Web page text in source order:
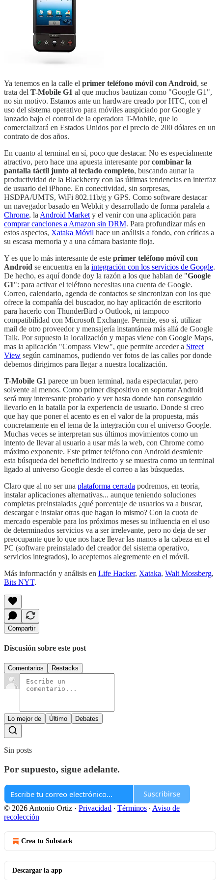
Ya tenemos en la calle el primer teléfono móvil con Android, se
trata del T-Mobile G1 al que muchos bautizan como "Google G1",
no sin motivo. Estamos ante un hardware creado por HTC, con el
uso del sistema operativo para móviles auspiciado por Google y
lanzado bajo el control de la operadora T-Mobile, que lo
comercializará en Estados Unidos por el precio de 200 dólares en un
contrato de dos años.
En cuanto al terminal en sí, poco que destacar. No es especialmente
atractivo, pero hace una apuesta interesante porcombinar la
pantalla táctil junto al teclado completo, buscando aunar la
productividad de la Blackberry con las últimas tendencias en interfaz
de usuario del iPhone. En conectividad, sin sorpresas,
HSDPA/UMTS, WiFi 802.11b/g y GPS. Como software destacar
un navegador basado en Webkit y desarrollado de forma paralela a
Chrome, la Android Market y el venir con una aplicación para
comprar canciones a Amazon sin DRM. Para profundizar más en
estos aspectos, Xataka Móvil hace un análisis a fondo, con críticas a
su escasa memoria y a una cámara bastante floja.
Y es que lo más interesante de este primer teléfono móvil con
Android se encuentra en la integración con los servicios de Google.
De hecho, es aquí donde doy la razón a los que hablan de "Google
G1": para activar el teléfono necesitas una cuenta de Google.
Correo, calendario, agenda de contactos se sincronizan con los que
ofrece la compañía del buscador, no hay aplicación de escritorio
para hacerlo con ThunderBird o Outlook, ni tampoco
compatibilidad con Microsoft Exchange. Permite, eso sí, utilizar
mail de otro proveedor y mensajería instantánea más allá de Google
Talk. Por supuesto la localización y mapas viene con Google Maps,
mas la aplicación "Compass View", que permite acceder a Street
View según caminamos, pudiendo ver fotos de las calles por donde
debemos dirigirnos para llegar a nuestra localización.
T-Mobile G1 parece un buen terminal, nada espectacular, pero
solvente al menos. Como primer dispositivo en soportar Android
será muy interesante probarlo y ver hasta donde han conseguido
llevarlo en la batalla por la experiencia de usuario. Donde si creo
que hay que poner el acento es en el valor de la propuesta, más
concretamente en el tema de la integración con el universo Google.
Muchas veces se interpretan sus últimos movimientos como un
intento de llevar al usuario a usar más la web, con Chrome como
máximo exponente. Este primer teléfono con Android desmiente
esta búsqueda del beneficio indirecto y se muestra como un terminal
ligado al universo Google desde el correo a las búsquedas.
Claro que al no ser una plataforma cerrada podremos, en teoría,
instalar aplicaciones alternativas... aunque teniendo soluciones
completas preinstaladas ¿qué porcentaje de usuarios va a buscar,
descargar e instalar otras que hagan lo mismo? Con la cuota de
mercado esperable para los próximos meses su influencia en el uso
de determinados servicios va a ser irrelevante, pero no deja de ser
preocupante que lo que nos hace llevar las manos a la cabeza en el
PC (software preinstalado del creador del sistema operativo,
servicios integrados), lo aceptemos alegremente en el móvil.
Más información y análisis en Life Hacker, Xataka, Walt Mossberg,
Bits NYT.
Compartir
Discusión sobre este post
Comentarios Restacks
Lo mejor de Último Debates
Sin posts
Por supuesto, sigue adelante.
Suscribirse
© 2026 Antonio Ortiz · Privacidad ∙ Términos ∙ Aviso de
recolección
Crea tu Substack
Descargar la app